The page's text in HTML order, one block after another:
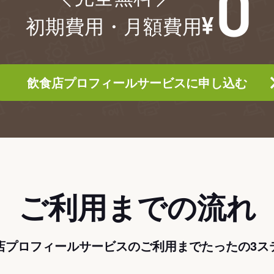
初期費用・月額費用
飲食店プロフィールサービスに申し込む
ご利用までの流れ
プロフィールサービスのご利用までたったの3ス